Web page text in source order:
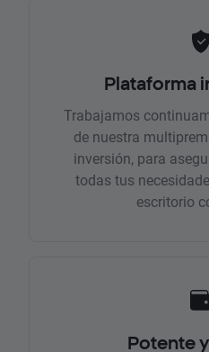
Plataforma
Trabajamos
de nuestra
inversión, para
todas tus
escritorio
Potente